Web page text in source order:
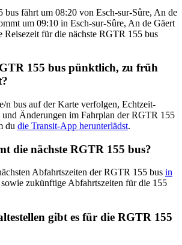
bus fährt um 08:20 von Esch-sur-Sûre, An de
um 09:10 in Esch-sur-Sûre, An de Gäert
Reisezeit für die nächste RGTR 155 bus
155 bus pünktlich, zu früh
n bus auf der Karte verfolgen, Echtzeit-
und Änderungen im Fahrplan der RGTR 155
du die Transit-App herunterlädst.
die nächste RGTR 155 bus?
Abfahrtszeiten der RGTR 155 bus in
sowie zukünftige Abfahrtszeiten für die 155
gibt es für die RGTR 155